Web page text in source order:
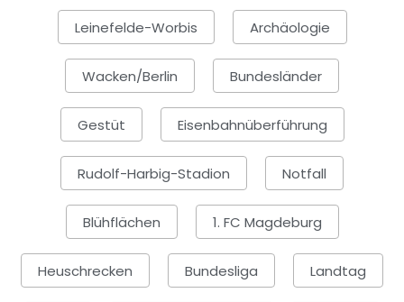
Leinefelde-Worbis Archäologie
Wacken/Berlin Bundesländer
Gestüt Eisenbahnüberführung
Rudolf-Harbig-Stadion Notfall
Blühflächen 1. FC Magdeburg
Heuschrecken Bundesliga Landtag